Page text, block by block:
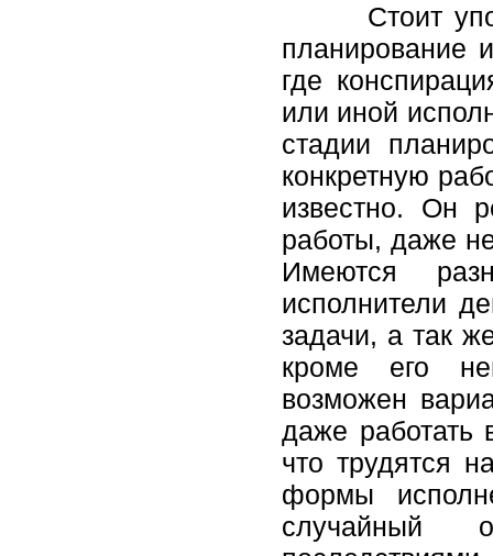
Стоит
планирование
где
или иной
стадии
конкретную
известно. Он
работы, даже
Имеются
исполнители
задачи, а так
кроме его
возможен
даже работать
что трудятся
формы
случайный